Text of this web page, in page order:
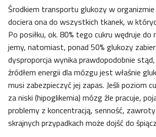
Środkiem transportu glukozy w
dociera ona do wszystkich tkanek, w
Po posiłku, ok. 80% tego cukru wędruje do
jemy, natomiast, ponad 50% glukozy
dysproporcja wynika prawdopodobnie
źródłem energii dla mózgu jest właśnie
musi zabezpieczyć jej zapas. Jeśli poziom
za niski (hipoglikemia) mózg źle pracuje,
problemy z koncentracją, senność,
skrajnych przypadkach może dojść do